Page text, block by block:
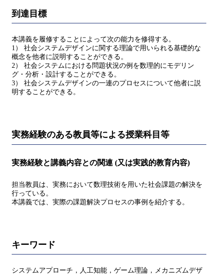
到達目標
本講義を履修することによって次の能力を修得する。
1） 社会システムデザインに関する理論で用いられる基礎的な
概念を他者に説明することができる。
2） 社会システムにおける問題状況の例を数理的にモデリン
グ・分析・設計することができる。
3） 社会システムデザインの一連のプロセスについて他者に説
明することができる。
実務経験のある教員等による授業科目等
実務経験と講義内容との関連 (又は実践的教育内容)
担当教員は、実務において数理技術を用いた社会課題の解決を
行っている。
本講義では、実際の課題解決プロセスの事例を紹介する。
キーワード
システムアプローチ，人工知能，ゲーム理論，メカニズムデザ